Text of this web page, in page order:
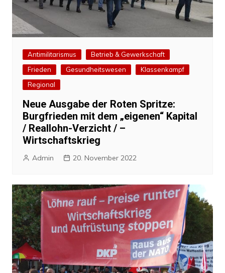
Antimilitarismus
Betrieb & Gewerkschaft
Frieden
Gesundheitswesen
Klassenkampf
Regional
Neue Ausgabe der Roten Spritze:
Burgfrieden mit dem „eigenen“ Kapital
/ Reallohn-Verzicht / –
Wirtschaftskrieg
Admin 20. November 2022